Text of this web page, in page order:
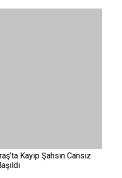
Kayıp Şahsın Cansız